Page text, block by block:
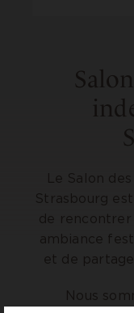
Le Salon
Strasbourg
de rencontrer
ambiance
et de
Nous